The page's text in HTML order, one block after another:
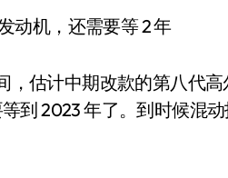
，估计中期改款的第八代
到 2023 年了。到时候混